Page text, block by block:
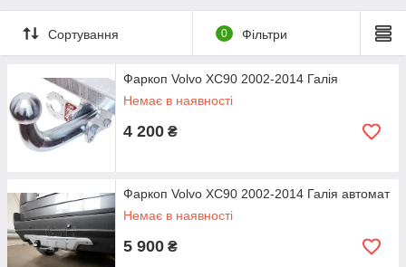
Сортування 0 Фільтри
Фаркоп Volvo XC90 2002-2014 Галія
Немає в наявності
4 200 ₴
Фаркоп Volvo XC90 2002-2014 Галія автомат
Немає в наявності
5 900 ₴